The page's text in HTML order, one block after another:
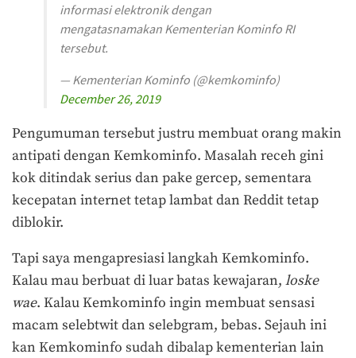
informasi elektronik dengan
mengatasnamakan Kementerian Kominfo RI
tersebut.
— Kementerian Kominfo (@kemkominfo)
December 26, 2019
Pengumuman tersebut justru membuat orang makin
antipati dengan Kemkominfo. Masalah receh gini
kok ditindak serius dan pake gercep, sementara
kecepatan internet tetap lambat dan Reddit tetap
diblokir.
Tapi saya mengapresiasi langkah Kemkominfo.
Kalau mau berbuat di luar batas kewajaran, loske
wae. Kalau Kemkominfo ingin membuat sensasi
macam selebtwit dan selebgram, bebas. Sejauh ini
kan Kemkominfo sudah dibalap kementerian lain